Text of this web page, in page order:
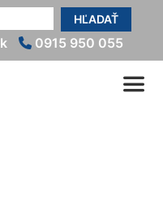
HĽADAŤ
0915 950 055